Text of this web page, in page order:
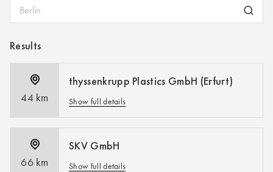
Results
44 km
thyssenkrupp Plastics GmbH (Erfurt)
Show full details
+49 361 75900
https://www.thyssenkrupp-plastics.de/
66 km
SKV GmbH
Show full details